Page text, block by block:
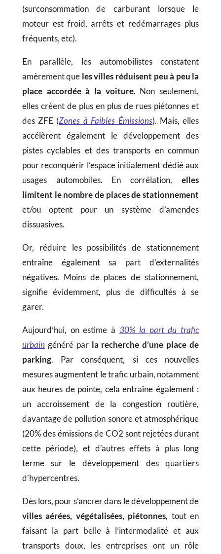
(surconsommation de carburant lorsque le
moteur est froid, arrêts et redémarrages plus
fréquents, etc).
En parallèle, les automobilistes constatent
amèrement que les villes réduisent peu à peu la
place accordée à la voiture. Non seulement,
elles créent de plus en plus de rues piétonnes et
des ZFE (Zones à Faibles Émissions). Mais, elles
accélèrent également le développement des
pistes cyclables et des transports en commun
pour reconquérir l’espace initialement dédié aux
usages automobiles. En corrélation,elles
limitent le nombre de places de stationnement
et/ou optent pour un système d’amendes
dissuasives.
Or, réduire les possibilités de stationnement
entraîne également sa part d’externalités
négatives. Moins de places de stationnement,
signifie évidemment, plus de difficultés à se
garer.
Aujourd’hui, on estime à 30% la part du trafic
urbain généré par la recherche d’une place de
parking. Par conséquent, si ces nouvelles
mesures augmentent le trafic urbain, notamment
aux heures de pointe, cela entraîne également :
un accroissement de la congestion routière,
davantage de pollution sonore et atmosphérique
(20% des émissions de CO2 sont rejetées durant
cette période), et d’autres effets à plus long
terme sur le développement des quartiers
d’hypercentres.
Dès lors, pour s’ancrer dans le développement de
villes aérées, végétalisées, piétonnes, tout en
faisant la part belle à l’intermodalité et aux
transports doux, les entreprises ont un rôle